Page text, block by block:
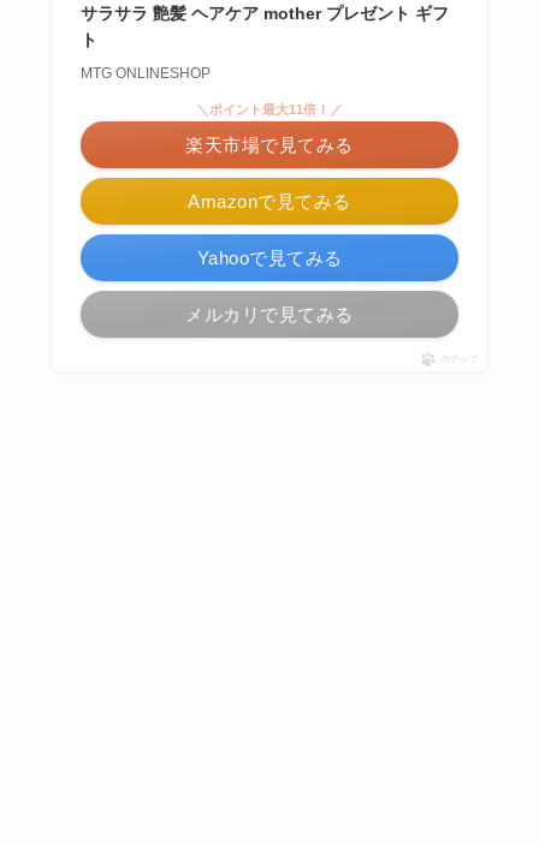
サラサラ 艶髪 ヘアケア mother プレゼント ギフ
ト
MTG ONLINESHOP
Amazonで見てみる
＼ポイント最大11倍！／
楽天市場で見てみる
Yahooで見てみる
メルカリで見てみる
ポチップ